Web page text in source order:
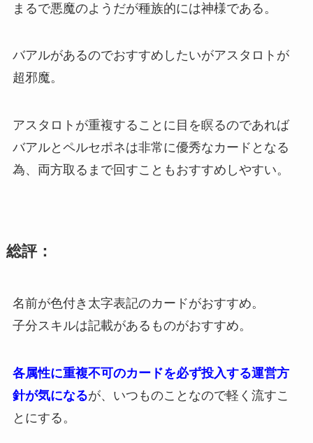
まるで悪魔のようだが種族的には神様である。
バアルがあるのでおすすめしたいがアスタロトが
超邪魔。
アスタロトが重複することに目を瞑るのであれば
バアルとペルセポネは非常に優秀なカードとなる
為、両方取るまで回すこともおすすめしやすい。
総評：
名前が色付き太字表記のカードがおすすめ。
子分スキルは記載があるものがおすすめ。
各属性に重複不可のカードを必ず投入する運営方
針が気になるが、いつものことなので軽く流すこ
とにする。